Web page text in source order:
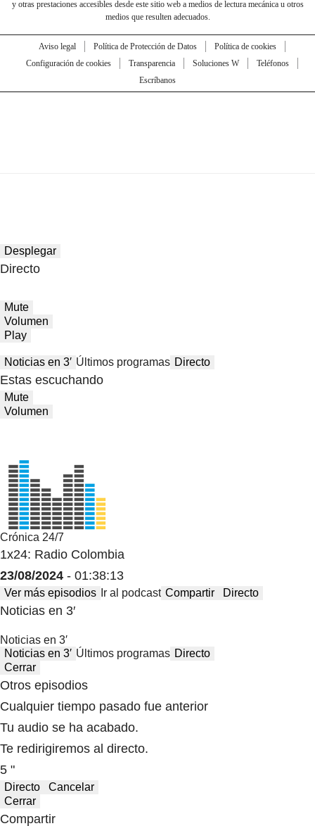
y otras prestaciones accesibles desde este sitio web a medios de lectura mecánica u otros
medios que resulten adecuados.
Aviso legal Política de Protección de Datos
Política de cookies
Configuración de cookies
Transparencia Soluciones W
Teléfonos
Escríbanos
Desplegar
Directo
Mute
Volumen
Play
Noticias en 3′ Últimos programas Directo
Estas escuchando
Mute
Volumen
Crónica 24/7
1x24: Radio Colombia
23/08/2024 - 01:38:13
Ver más episodios Ir al podcast Compartir Directo
Noticias en 3′
Noticias en 3′
Noticias en 3′ Últimos programas Directo
Cerrar
Otros episodios
Cualquier tiempo pasado fue anterior
Tu audio se ha acabado.
Te redirigiremos al directo.
5 "
Directo
Cancelar
Cerrar
Compartir